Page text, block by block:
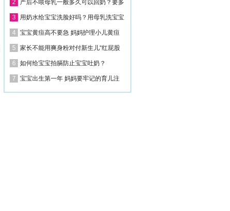
2 产后不喂母乳一般多久可以回奶？要多
3 用奶水给宝宝洗脸好吗？用母乳洗宝宝
4 宝宝黄疸高不要急 妈妈护理小儿黄疸
5 家长不能用爽身粉对付新生儿“红屁股
6 如何给宝宝拍膈防止宝宝吐奶？
7 宝宝出生第一年 妈妈要牢记的育儿注